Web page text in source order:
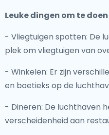
Leuke dingen om te doen
- Vliegtuigen spotten: De
plek om vliegtuigen van
- Winkelen: Er zijn
en boetieks op de
- Dineren: De luchthaven
verscheidenheid aan